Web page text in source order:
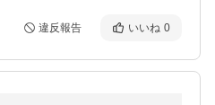
違反報告 いいね 0